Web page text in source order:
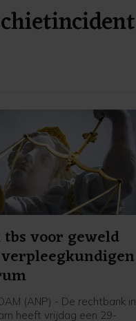
tbs voor geweld
(ANP) - De rechtbank in
heeft vrijdag een 29-